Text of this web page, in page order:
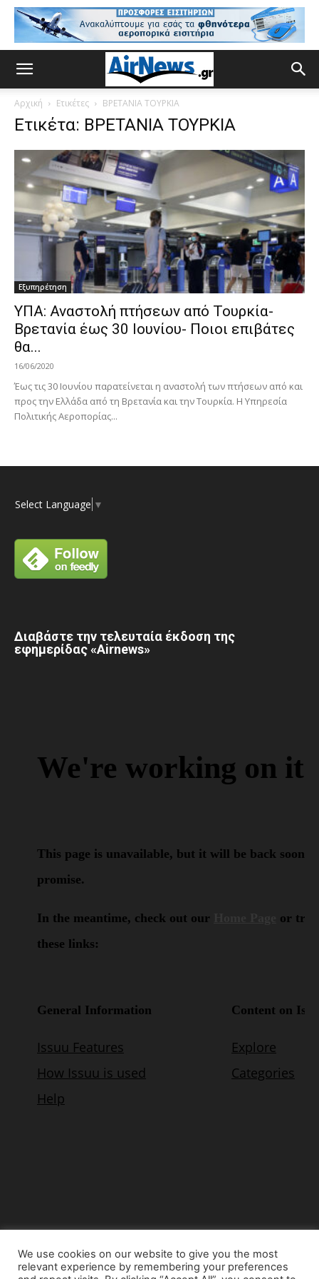
Αρχική Ετικέτες ΒΡΕΤΑΝΙΑ ΤΟΥΡΚΙΑ
Ετικέτα: ΒΡΕΤΑΝΙΑ ΤΟΥΡΚΙΑ
Εξυπηρέτηση
ΥΠΑ: Αναστολή πτήσεων από Τουρκία-
Βρετανία έως 30 Ιουνίου- Ποιοι επιβάτες
θα...
16/06/2020
Έως τις 30 Ιουνίου παρατείνεται η αναστολή των πτήσεων από και
προς την Ελλάδα από τη Βρετανία και την Τουρκία. Η Υπηρεσία
Πολιτικής Αεροπορίας...
Select Language ▼
Διαβάστε την τελευταία έκδοση της
εφημερίδας «Airnews»
We use cookies on our website to give you the most
relevant experience by remembering your preferences